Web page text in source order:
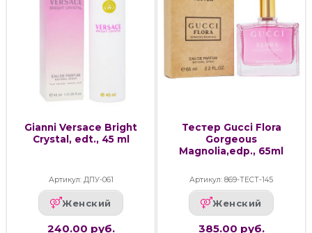
Gianni Versace Bright
Crystal, edt., 45 ml
Артикул: ДПУ-061
Женский
240.00 руб.
Тестер Gucci Flora
Gorgeous
Magnolia,edp., 65ml
Артикул: 869-ТЕСТ-145
Женский
385.00 руб.